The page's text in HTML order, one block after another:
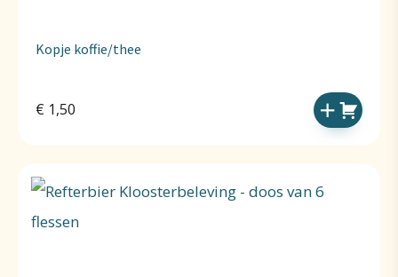
Kopje koffie/thee
€ 1,50